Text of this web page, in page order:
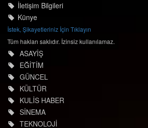
İletişim Bilgileri
Künye
İstek, Şikayetleriniz İçin Tıklayın
Tüm hakları saklıdır. İzinsiz kullanılamaz.
ASAYİŞ
EĞİTİM
GÜNCEL
KÜLTÜR
KULİS HABER
SİNEMA
TEKNOLOJİ